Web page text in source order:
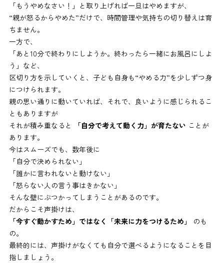
「もうやめなさい！」と取り上げれば一旦はやめますが、
“親が怒るからやめた”だけで、時間管理や気持ちの切り替えは育
ちません。
一方で、
「あと10分で終わりにしようか。終わったら一緒にお風呂にしよ
う」など、
区切り方を示していくと、子ども自身も“やめる力”を少しずつ身
につけられます。
親の思い通りに動いていれば、それで、良いように感じられるこ
ともありますが
それが積み重なると
「自分で考えて動く力」が育たない ことが
あります。
今はスムーズでも、数年後に
「自分で決められない」
「誰かに言われないと動けない」
「怒らない人の言う事はきかない」
そんな壁にぶつかってしまうことがあるのです。
だからこそ声掛けは、
「今すぐ動かすため」ではなく「未来に力をつけるため」
のも
の。
最終的には、声掛けがなくても自分で選べるようになることを目
指しましょう。